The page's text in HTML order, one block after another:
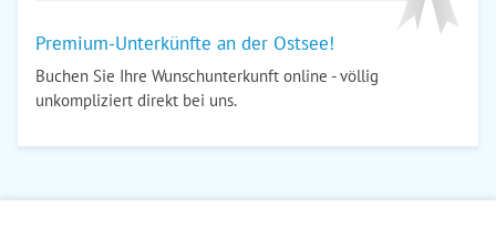
Premium-Unterkünfte an der Ostsee!
Buchen Sie Ihre Wunschunterkunft online - völlig
unkompliziert direkt bei uns.